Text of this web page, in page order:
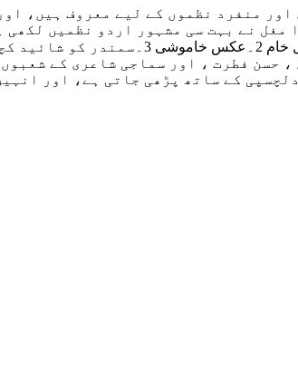
منفرد نظموں کے لیے معروف ہیں،
مغل نے بہت سی مشہور اردو نظمیں
حسن فطرت ، اور سماجی شاعری کے
کے ساتھ پڑھی جاتی ہے، اور